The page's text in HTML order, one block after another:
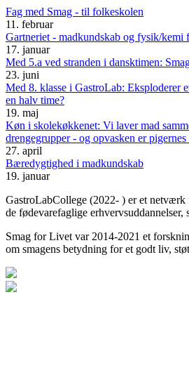
Fag med Smag - til folkeskolen
11. februar
Gartneriet - madkundskab og fysik/kemi
17. januar
Med 5.a ved stranden i dansktimen:
23. juni
Med 8. klasse i GastroLab: Eksploderer
en halv time?
19. maj
Køn i skolekøkkenet: Vi laver mad
drengegrupper - og opvasken er pigernes
27. april
Bæredygtighed i madkundskab
19. januar
GastroLabCollege (2022- ) er et
de fødevarefaglige erhvervsuddannelser,
Smag for Livet var 2014-2021 et
om smagens betydning for et godt liv,